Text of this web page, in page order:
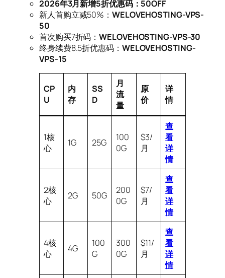
2026年3月新增5折优惠码：50OFF
新人首购立减50%： WELOVEHOSTING-VPS-
50
首次购买7折码：WELOVEHOSTING-VPS-30
终身续费8.5折优惠码： WELOVEHOSTING-
VPS-15
CP
U
内
存
SS
D
月
流
量
原
价
详
情
1核
心
1G 25G
100
0G
$3/
月
查
看
详
情
2核
心
2G 50G
200
0G
$7/
月
查
看
详
情
4核
心
4G
100
G
300
0G
$11/
月
查
看
详
情